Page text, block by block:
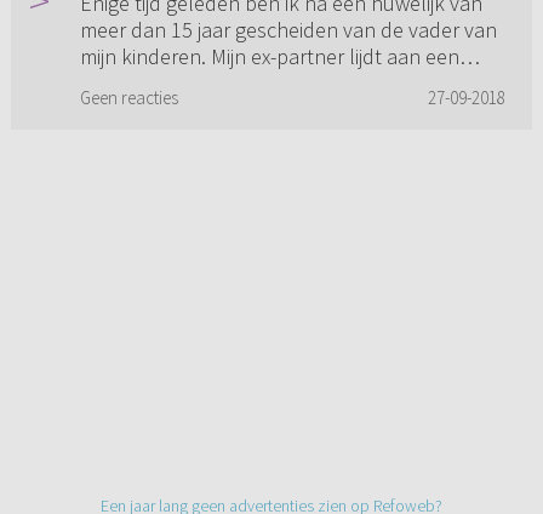
meer dan 15 jaar gescheiden van de vader van
mijn kinderen. Mijn ex-partner lijdt aan een
onze verkeringsti...
Geen reacties 27-09-2018
Een jaar lang geen advertenties zien op Refoweb?